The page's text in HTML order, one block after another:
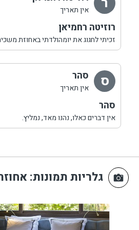
אין תאריך
רוזיטה רחמיאן
זכיתי לחגוג את יומהולדתי באחוזת
מדהים.מרגע הכניסה בשער
והאיכות של המקום.הרבה ירוק ושקט
רטרו משגעים.המקום נקי ומסודר
בטוב טעם.יופי של ארוחות.היחס חם
ס סהר
אין תאריך
סהר
אין דברים כאלו, נהנו מאד, נמליץ.
גלריות תמונות: